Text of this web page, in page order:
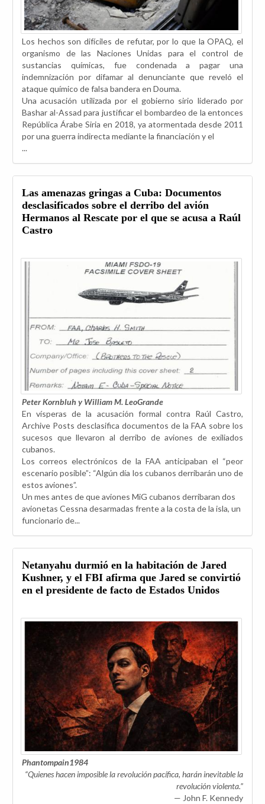
Los hechos son difíciles de refutar, por lo que la OPAQ, el
organismo de las Naciones Unidas para el control de
sustancias químicas, fue condenada a pagar una
indemnización por difamar al denunciante que reveló el
ataque químico de falsa bandera en Douma.
Una acusación utilizada por el gobierno sirio liderado por
Bashar al-Assad para justificar el bombardeo de la entonces
República Árabe Siria en 2018, ya atormentada desde 2011
por una guerra indirecta mediante la financiación y el
...
Las amenazas gringas a Cuba: Documentos
desclasificados sobre el derribo del avión
Hermanos al Rescate por el que se acusa a Raúl
Castro
Peter Kornbluh y William M. LeoGrande
En vísperas de la acusación formal contra Raúl Castro,
Archive Posts desclasifica documentos de la FAA sobre los
sucesos que llevaron al derribo de aviones de exiliados
cubanos.
Los correos electrónicos de la FAA anticipaban el “peor
escenario posible”: “Algún día los cubanos derribarán uno de
estos aviones”.
Un mes antes de que aviones MiG cubanos derribaran dos
avionetas Cessna desarmadas frente a la costa de la isla, un
funcionario de...
Netanyahu durmió en la habitación de Jared
Kushner, y el FBI afirma que Jared se convirtió
en el presidente de facto de Estados Unidos
Phantompain1984
“Quienes hacen imposible la revolución pacífica, harán inevitable la
revolución violenta.”
— John F. Kennedy